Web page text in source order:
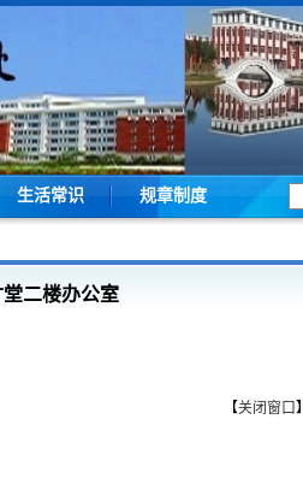
生活常识 规章制度
堂二楼办公室
【关闭窗口】